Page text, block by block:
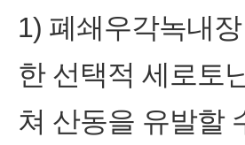
1) 폐쇄우각녹내
한 선택적 세로토
쳐 산동을 유발할